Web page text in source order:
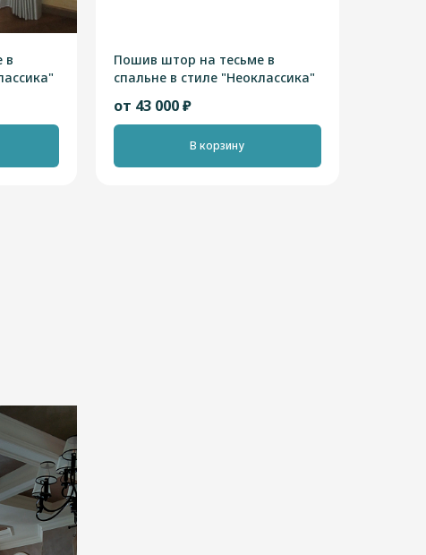
в
Пошив штор на тесьме в
спальне в стиле "Неоклассика"
от 43 000 ₽
В корзину